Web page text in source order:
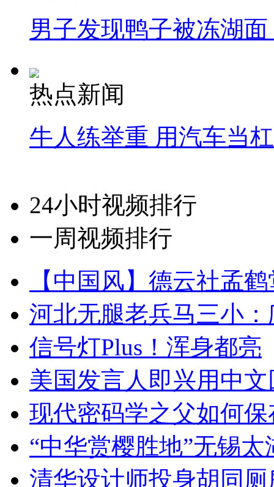
男子发现鸭子被冻湖
热点新闻
牛人练举重 用汽车当
24小时视频排行
一周视频排行
【中国风】德云社孟
河北无腿老兵马三小
信号灯Plus！浑身都亮
美国发言人即兴用中
现代密码学之父如何
“中华赏樱胜地”无锡
清华设计师投身胡同